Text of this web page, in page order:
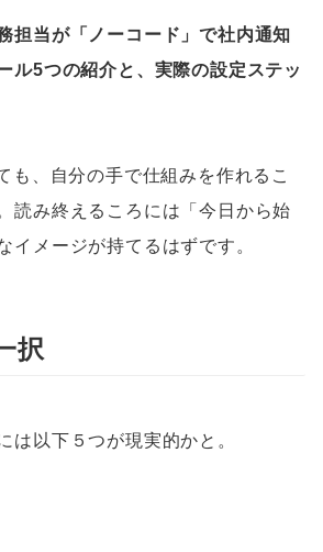
担当が「ノーコード」で社内通知
ル5つの紹介と、実際の設定ステッ
も、自分の手で仕組みを作れるこ
読み終えるころには「今日から始
イメージが持てるはずです。
択
は以下５つが現実的かと。